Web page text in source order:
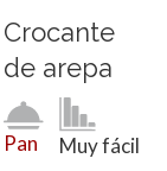
Crocante
de arepa
Pan
Muy fácil